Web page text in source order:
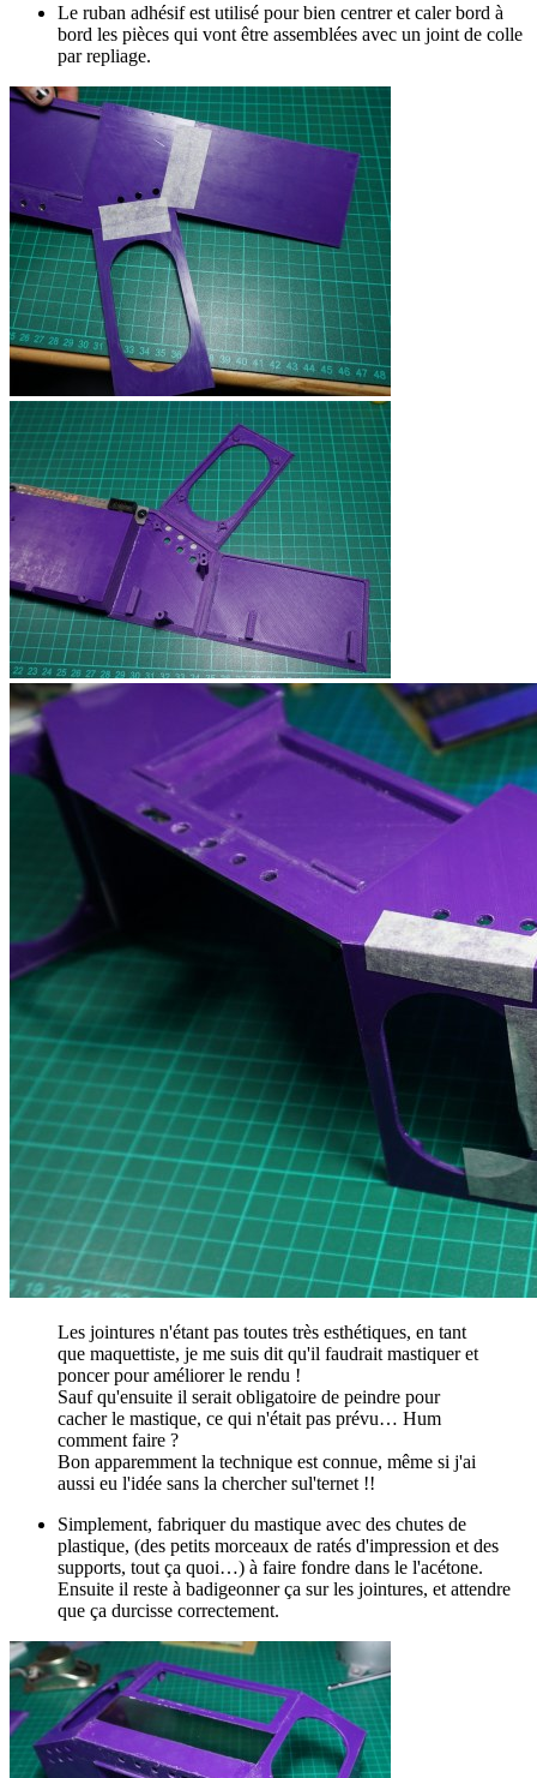
Le ruban adhésif est utilisé pour bien centrer et caler bord à
bord les pièces qui vont être assemblées avec un joint de colle
par repliage.
Les jointures n'étant pas toutes très esthétiques, en tant
que maquettiste, je me suis dit qu'il faudrait mastiquer et
poncer pour améliorer le rendu !
Sauf qu'ensuite il serait obligatoire de peindre pour
cacher le mastique, ce qui n'était pas prévu… Hum
comment faire ?
Bon apparemment la technique est connue, même si j'ai
aussi eu l'idée sans la chercher sul'ternet !!
Simplement, fabriquer du mastique avec des chutes de
plastique, (des petits morceaux de ratés d'impression et des
supports, tout ça quoi…) à faire fondre dans le l'acétone.
Ensuite il reste à badigeonner ça sur les jointures, et attendre
que ça durcisse correctement.